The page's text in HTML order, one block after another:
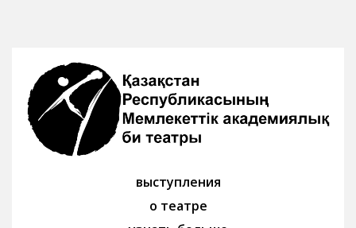
выступления
о театре